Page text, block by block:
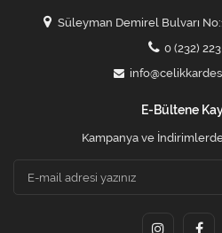
Süleyman Demirel Bulvarı
0 (232)
E-Bültene
Kampanya ve